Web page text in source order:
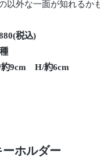
以外な一面が知れるか
税込)
9cm H/約6cm
ホルダー